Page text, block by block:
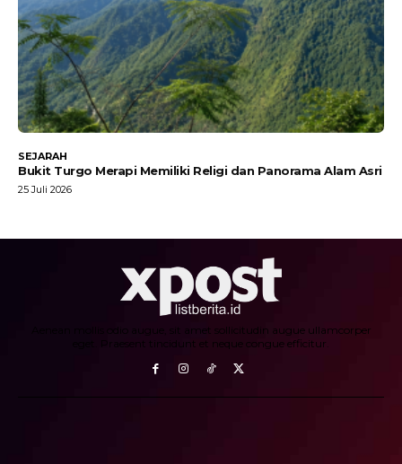
SEJARAH
Bukit Turgo Merapi Memiliki Religi dan Panorama Alam Asri
25 Juli 2026
Aenean mollis odio augue, sit amet sollicitudin augue ullamcorper
eget. Praesent tincidunt et neque congue efficitur.